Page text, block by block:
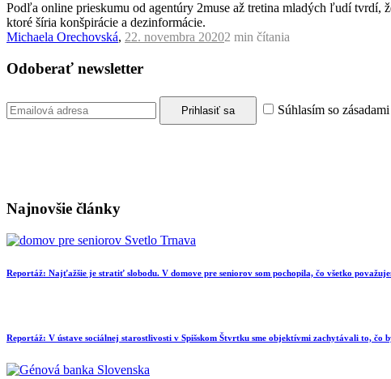
Podľa online prieskumu od agentúry 2muse až tretina mladých ľudí tvrdí,
ktoré šíria konšpirácie a dezinformácie.
Michaela Orechovská, 22. novembra 20202 min čítania
Odoberať newsletter
Súhlasím so
Najnovšie články
Reportáž: Najťažšie je stratiť slobodu. V domove pre seniorov som pochopila, čo všetko
Reportáž: V ústave sociálnej starostlivosti v Spišskom Štvrtku sme objektívmi zachytávali to, čo